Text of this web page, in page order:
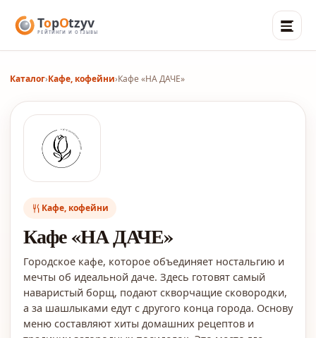
Каталог›Кафе, кофейни›Кафе «НА ДАЧЕ»
Кафе, кофейни
Кафе «НА ДАЧЕ»
Городское кафе, которое объединяет ностальгию и
мечты об идеальной даче. Здесь готовят самый
наваристый борщ, подают скворчащие сковородки,
а за шашлыками едут с другого конца города. Основу
меню составляют хиты домашних рецептов и